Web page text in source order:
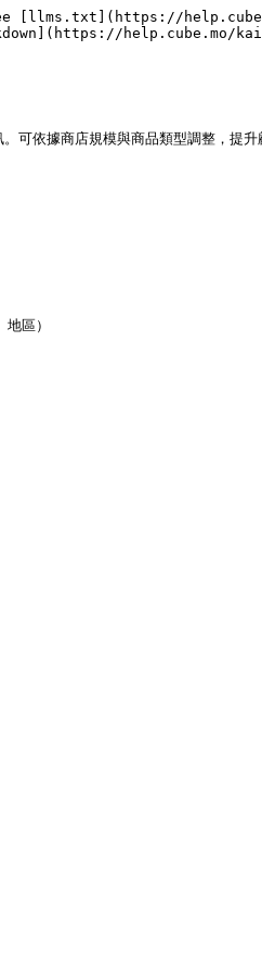
[llms.txt](https://
help.cube.mo/
可依據商店規模與商品類型調整，提升
區）